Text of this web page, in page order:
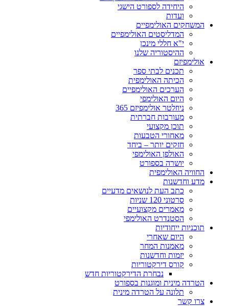
היחידה לספורט הישגי
ועדות
המשחקים האולימפיים
המדליסטים האולימפיים
י"א חללי מינכן
ההיסטוריה שלנו
אולימפיזם
תכנים לבתי ספר
הכיתה האולימפית
הערכים האולימפיים
היום האולימפי
ניוזלטר אולימפיזם 365
מעורבות חברתית
תוכן מקצועי
מאחורי הטבעות
חזקים יותר – ביחד
האולפן האולימפי
יושרה בספורט
החוויה האולימפית
מדע וחדשנות
כתב העת לנושאים מדעיים
סרטוני 120 שניות
מאמרים מקצועיים
הסטנדרט האולימפי
תוכניות ייחודיות
היום שאחרי
מאמנות המחר
יזמות וחדשנות
קורס דירקטוריות
נבחרת הדירקטוריות חדש
הטרדה מינית ומוגנות בספורט
תלונה על הטרדה מינית
צרו קשר